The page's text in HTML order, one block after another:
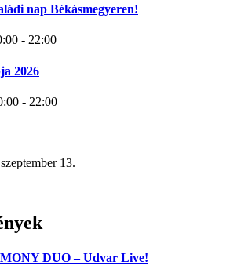
nap Békásmegyeren!
- 22:00
2026
- 22:00
szeptember 13.
DUO – Udvar Live!